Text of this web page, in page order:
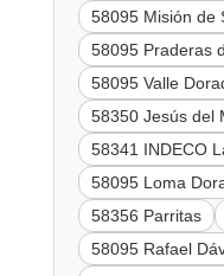
58095 Misión de
58095 Praderas
58095 Valle
58350 Jesús del
58341 INDECO
58095 Loma
58356 Parritas
58095 Rafael